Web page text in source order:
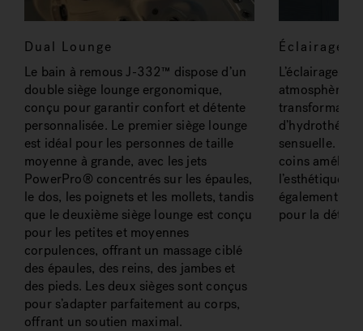
Dual Lounge
Le bain à remous J-332™ dispose d’un
double siège lounge ergonomique,
conçu pour garantir confort et détente
personnalisée. Le premier siège lounge
est idéal pour les personnes de taille
moyenne à grande, avec les jets
PowerPro® concentrés sur les épaules,
le dos, les poignets et les mollets, tandis
que le deuxième siège lounge est conçu
pour les petites et moyennes
corpulences, offrant un massage ciblé
des épaules, des reins, des jambes et
des pieds. Les deux sièges sont conçus
pour s’adapter parfaitement au corps,
offrant un soutien maximal.
Éclairage
L’éclairage
atmosphère
transformant
sensuelle.
coins
l’esthétique
également à
pour la